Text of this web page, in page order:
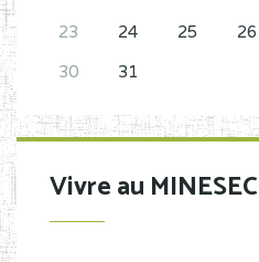
23
24 25 26
30
31
Vivre au MINESEC